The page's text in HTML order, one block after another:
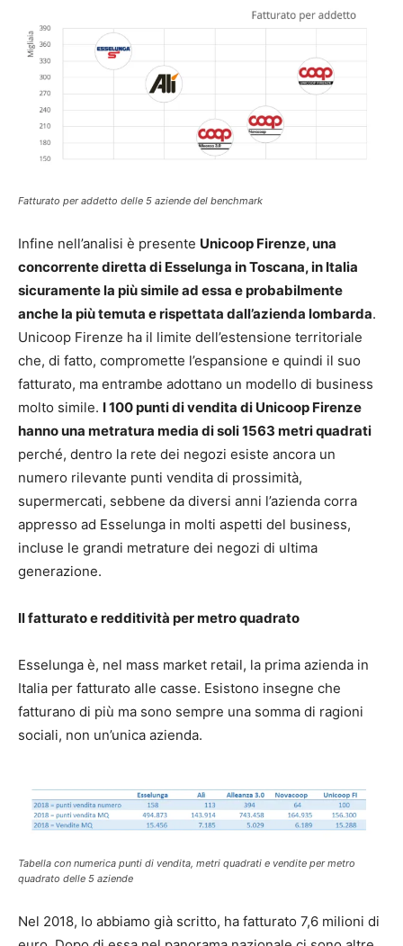
Fatturato per addetto delle 5 aziende del benchmark
Infine nell’analisi è presente Unicoop Firenze, una
concorrente diretta di Esselunga in Toscana, in Italia
sicuramente la più simile ad essa e probabilmente
anche la più temuta e rispettata dall’azienda lombarda.
Unicoop Firenze ha il limite dell’estensione territoriale
che, di fatto, compromette l’espansione e quindi il suo
fatturato, ma entrambe adottano un modello di business
molto simile. I 100 punti di vendita di Unicoop Firenze
hanno una metratura media di soli 1563 metri quadrati
perché, dentro la rete dei negozi esiste ancora un
numero rilevante punti vendita di prossimità,
supermercati, sebbene da diversi anni l’azienda corra
appresso ad Esselunga in molti aspetti del business,
incluse le grandi metrature dei negozi di ultima
generazione.
Il fatturato e redditività per metro quadrato
Esselunga è, nel mass market retail, la prima azienda in
Italia per fatturato alle casse. Esistono insegne che
fatturano di più ma sono sempre una somma di ragioni
sociali, non un’unica azienda.
Tabella con numerica punti di vendita, metri quadrati e vendite per metro
quadrato delle 5 aziende
Nel 2018, lo abbiamo già scritto, ha fatturato 7,6 milioni di